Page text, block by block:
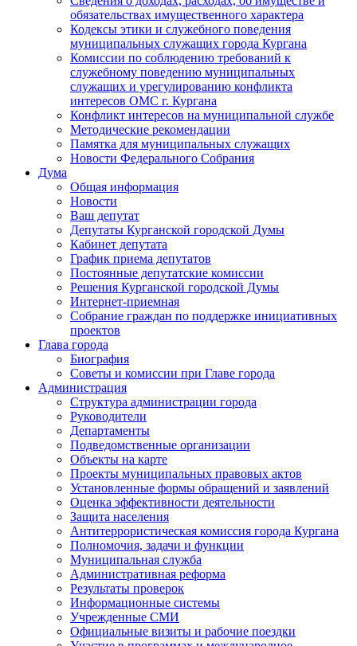
обязательствах имущественного характера
Кодексы этики и служебного поведения
муниципальных служащих города Кургана
Комиссии по соблюдению требований к
служебному поведению муниципальных
служащих и урегулированию конфликта
интересов ОМС г. Кургана
Конфликт интересов на муниципальной службе
Методические рекомендации
Памятка для муниципальных служащих
Новости Федерального Cобрания
Дума
Общая информация
Новости
Ваш депутат
Депутаты Курганской городской Думы
Кабинет депутата
График приема депутатов
Постоянные депутатские комиссии
Решения Курганской городской Думы
Интернет-приемная
Собрание граждан по поддержке инициативных
проектов
Глава города
Биография
Советы и комиссии при Главе города
Администрация
Структура администрации города
Руководители
Департаменты
Подведомственные организации
Объекты на карте
Проекты муниципальных правовых актов
Установленные формы обращений и заявлений
Оценка эффективности деятельности
Защита населения
Антитеррористическая комиссия города Кургана
Полномочия, задачи и функции
Муниципальная служба
Административная реформа
Результаты проверок
Информационные системы
Учрежденные СМИ
Официальные визиты и рабочие поездки